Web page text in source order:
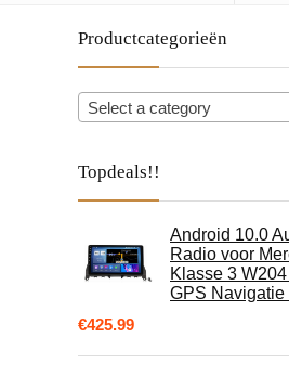
Productcategorieën
Select a category
Topdeals!!
Android 10.0
Radio voor
Klasse 3
GPS
€425.99